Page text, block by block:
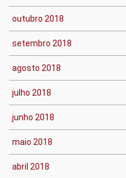
outubro 2018
setembro 2018
agosto 2018
julho 2018
junho 2018
maio 2018
abril 2018